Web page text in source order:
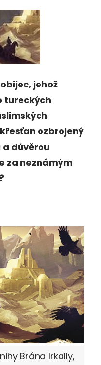
jehož
tureckých
ozbrojený
důvěrou
za neznámým
Brána Irkally,